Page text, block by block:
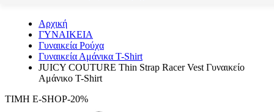
Αρχική
ΓΥΝΑΙΚΕΙΑ
Γυναικεία Ρούχα
Γυναικεία Αμάνικα T-Shirt
JUICY COUTURE Thin Strap Racer Vest Γυναικείο
Αμάνικο T-Shirt
ΤΙΜΗ E-SHOP-20%